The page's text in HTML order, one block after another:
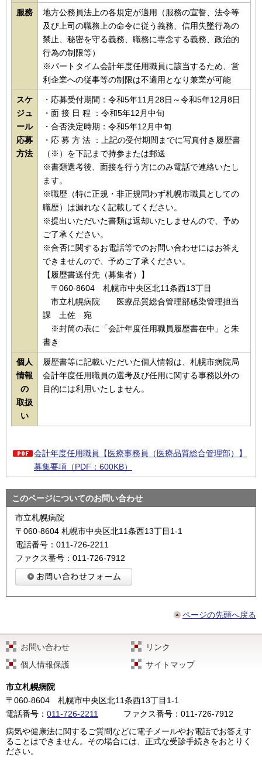
服務
地方公務員法上の各規定が適用（服務の宣誓、法令等
及び上司の職務上の命令に従う義務、信用失墜行為の
禁止、秘密を守る義務、職務に専念する義務、政治的
行為の制限等）
※パートタイム会計年度任用職員に該当するため、営
利企業への従事等の制限は不適用となり兼業が可能
スケ
ジュ
ール
応募
方法
・応募受付期間：令和5年11月28日～令和5年12月8日
・面 接 日 程 ：令和5年12月中旬
・合否決定時期：令和5年12月中旬
・応 募 方 法 ：上記の受付期間までに写真付き履歴書
（※）を下記まで持参または郵送
※書類選考後、面接を行う方にのみ電話で連絡いたし
ます。
※職歴（特に正規・非正規問わず札幌市職員としての
職歴）は漏れなく記載してください。
※提出いただいた書類は返却いたしませんので、予め
ご了承ください。
※合否に関するお電話等でのお問い合わせにはお答え
できませんので、予めご了承ください。
【履歴書送付先（募集者）】
〒060-8604 札幌市中央区北11条西13丁目
市立札幌病院 医療品質総合管理部感染管理担当
課 土佐 宛
※封筒の表に「会計年度任用職員履歴書在中」と朱
書き
個人
情報
の
取扱
い
履歴書等に記載いただいた個人情報は、札幌市病院局
会計年度任用職員の選考及び任用に関する事務以外の
目的には利用いたしません。
会計年度任用職員【医療事務員（医療品質総合管理部）】
募集要項（PDF：600KB）
このページについてのお問い合わせ
市立札幌病院
〒060-8604 札幌市中央区北11条西13丁目1-1
電話番号：011-726-2211
ファクス番号：011-726-7912
ページの先頭へ戻る
お問い合わせ
リンク
個人情報保護
サイトマップ
市立札幌病院
〒060-8604
札幌市中央区北11条西13丁目1-1
電話番号： 011-726-2211
ファクス番号：011-726-7912
病気や健康法に関するご質問などに電子メールやお電話でお答えす
ることはできません。その場合には、正式な受診手続きをおとりく
ださい。